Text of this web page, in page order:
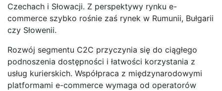
Czechach i Słowacji. Z perspektywy rynku e-
commerce szybko rośnie zaś rynek w Rumunii, Bułgarii
czy Słowenii.
Rozwój segmentu C2C przyczynia się do ciągłego
podnoszenia dostępności i łatwości korzystania z
usług kurierskich. Współpraca z międzynarodowymi
platformami e-commerce wymaga od operatorów